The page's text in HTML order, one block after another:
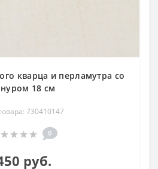
кварца и перламутра со
18 см
730410147
0
руб.